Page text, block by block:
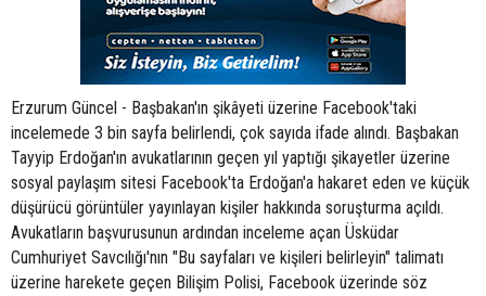
Erzurum Güncel - Başbakan'ın şikâyeti üzerine Facebook'taki
incelemede 3 bin sayfa belirlendi, çok sayıda ifade alındı. Başbakan
Tayyip Erdoğan'ın avukatlarının geçen yıl yaptığı şikayetler üzerine
sosyal paylaşım sitesi Facebook'ta Erdoğan'a hakaret eden ve küçük
düşürücü görüntüler yayınlayan kişiler hakkında soruşturma açıldı.
Avukatların başvurusunun ardından inceleme açan Üsküdar
Cumhuriyet Savcılığı'nın "Bu sayfaları ve kişileri belirleyin" talimatı
üzerine harekete geçen Bilişim Polisi, Facebook üzerinde söz